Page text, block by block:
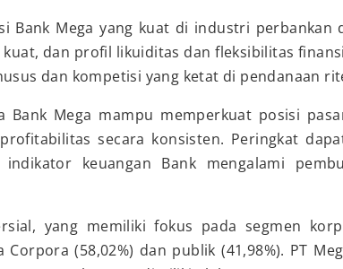
Bank Mega yang kuat di industri perbankan
dan profil likuiditas dan fleksibilitas
dan kompetisi yang ketat di pendanaan
Mega mampu memperkuat posisi
secara konsisten. Peringkat
keuangan Bank mengalami
yang memiliki fokus pada segmen
Corpora (58,02%) dan publik (41,98%). PT